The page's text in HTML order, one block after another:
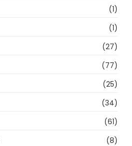
(1)
(1)
(27)
(77)
(25)
(34)
(61)
(8)